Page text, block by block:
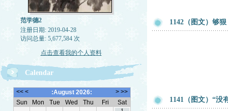
范学德2
注册日期: 2019-04-28
访问总量: 5,677,584 次
点击查看我的个人资料
Calendar
1142（图文）够
1141（图文）“没